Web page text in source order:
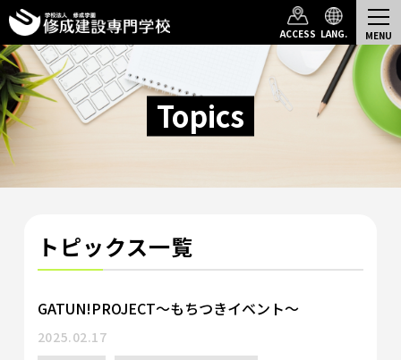
ACCESS LANG.
Topics
Top Topics一覧
トピックス一覧
GATUN!PROJECT～もちつきイベント～
2025.02.17